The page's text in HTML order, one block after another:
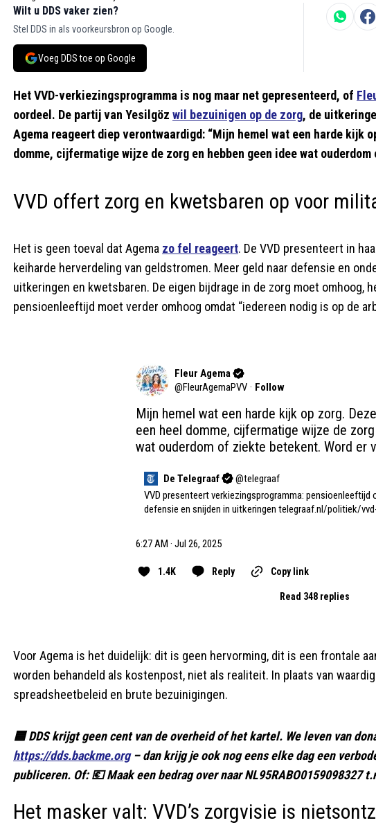
Wilt u DDS vaker zien?
Stel DDS in als voorkeursbron op Google.
Voeg DDS toe op Google
Het VVD-verkiezingsprogramma is nog maar net gepresenteerd, of
oordeel. De partij van Yesilgöz wil bezuinigen op de zorg, de
Agema reageert diep verontwaardigd: “Mijn hemel wat een harde kijk
domme, cijfermatige wijze de zorg en hebben geen idee wat
VVD offert zorg en kwetsbaren op voor
Het is geen toeval dat Agema zo fel reageert. De VVD presenteert in
keiharde herverdeling van geldstromen. Meer geld naar defensie en
uitkeringen en kwetsbaren. De eigen bijdrage in de zorg moet omhoog,
pensioenleeftijd moet verder omhoog omdat “iedereen nodig is op de
Fleur Agema
@FleurAgemaPVV · Follow
Mijn hemel wat een harde kijk op zorg.
een heel domme, cijfermatige wijze de
wat ouderdom of ziekte betekent. Word er
De Telegraaf @telegraaf
VVD presenteert verkiezingsprogramma: pensioenleeftijd
defensie en snijden in uitkeringen telegraaf.nl/politiek/
6:27 AM · Jul 26, 2025
1.4K Reply Copy link
Read 348 replies
Voor Agema is het duidelijk: dit is geen hervorming, dit is een frontale
worden behandeld als kostenpost, niet als realiteit. In plaats van
spreadsheetbeleid en brute bezuinigingen.
🟦 DDS krijgt geen cent van de overheid of het kartel. We leven van
https://dds.backme.org– dan krijg je ook nog eens elke dag een
publiceren. Of: 💶 Maak een bedrag over naar NL95RABO0159098327
Het masker valt: VVD’s zorgvisie is